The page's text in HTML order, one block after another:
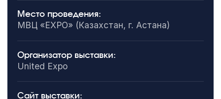
Место проведения:
МВЦ «EXPO» (Казахстан, г. Астана)
Организатор выставки:
United Expo
Сайт выставки: